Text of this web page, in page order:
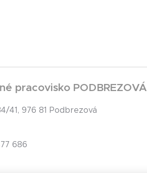
pracovisko PODBREZOVÁ
41, 976 81 Podbrezová
686